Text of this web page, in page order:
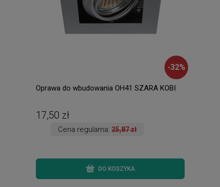
-32%
Oprawa do wbudowania OH41 SZARA KOBI
17,50 zł
Cena regularna:25,87 zł
DO KOSZYKA